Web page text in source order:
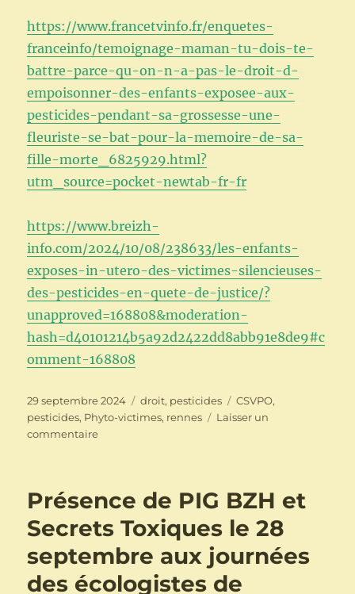
https://www.francetvinfo.fr/enquetes-
franceinfo/temoignage-maman-tu-dois-te-
battre-parce-qu-on-n-a-pas-le-droit-d-
empoisonner-des-enfants-exposee-aux-
pesticides-pendant-sa-grossesse-une-
fleuriste-se-bat-pour-la-memoire-de-sa-
fille-morte_6825929.html?
utm_source=pocket-newtab-fr-fr
https://www.breizh-
info.com/2024/10/08/238633/les-enfants-
exposes-in-utero-des-victimes-silencieuses-
des-pesticides-en-quete-de-justice/?
unapproved=168808&moderation-
hash=d40101214b5a92d2422dd8abb91e8de9#c
omment-168808
Publié
le
29 septembre 2024 Catégories
droit, pesticides Étiquettes
CSVPO,
pesticides, Phyto-victimes, rennes
Laisser un
commentairesur
–
des
pesticides
–
Tribunal
Présence de PIG BZH et
Secrets Toxiques le 28
septembre aux journées
des écologistes de